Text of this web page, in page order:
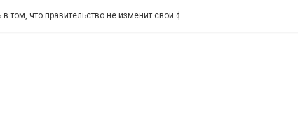
не изменит свои фискальные правила, назвав их